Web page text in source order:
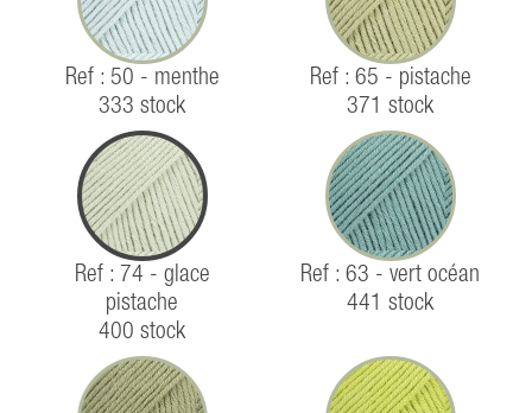
Ref : 50 - menthe
333 stock
Ref : 65 - pistache
371 stock
Ref : 74 - glace
pistache
400 stock
Ref : 63 - vert océan
441 stock